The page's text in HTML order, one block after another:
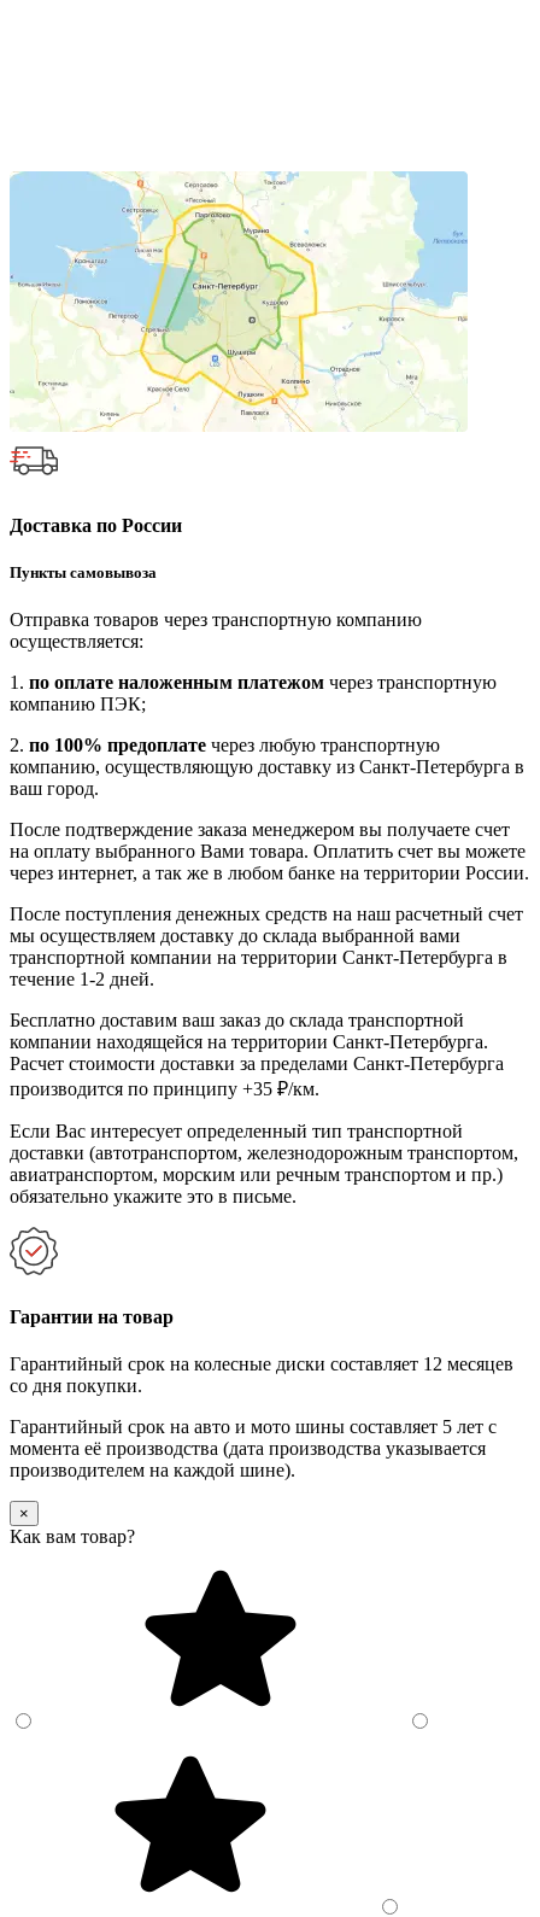
Доставка по России
Пункты самовывоза
Отправка товаров через транспортную компанию
осуществляется:
1. по оплате наложенным платежом через транспортную
компанию ПЭК;
2. по 100% предоплате через любую транспортную
компанию, осуществляющую доставку из Санкт-Петербурга в
ваш город.
После подтверждение заказа менеджером вы получаете счет
на оплату выбранного Вами товара. Оплатить счет вы можете
через интернет, а так же в любом банке на территории России.
После поступления денежных средств на наш расчетный счет
мы осуществляем доставку до склада выбранной вами
транспортной компании на территории Санкт-Петербурга в
течение 1-2 дней.
Бесплатно доставим ваш заказ до склада транспортной
компании находящейся на территории Санкт-Петербурга.
Расчет стоимости доставки за пределами Санкт-Петербурга
производится по принципу +35 ₽/км.
Если Вас интересует определенный тип транспортной
доставки (автотранспортом, железнодорожным транспортом,
авиатранспортом, морским или речным транспортом и пр.)
обязательно укажите это в письме.
Гарантии на товар
Гарантийный срок на колесные диски составляет 12 месяцев
со дня покупки.
Гарантийный срок на авто и мото шины составляет 5 лет с
момента её производства (дата производства указывается
производителем на каждой шине).
×
Как вам товар?